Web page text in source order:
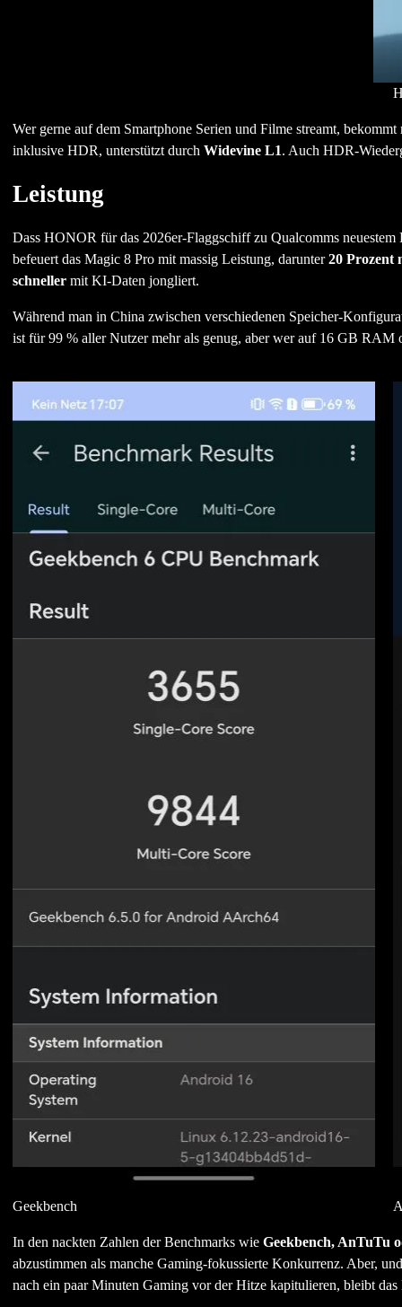
Wer gerne auf dem Smartphone Serien und Filme streamt,
inklusive HDR, unterstützt durch Widevine L1. Auch HDR-
Leistung
Dass HONOR für das 2026er-Flaggschiff zu Qualcomms
befeuert das Magic 8 Pro mit massig Leistung, darunter20 Prozent
schnellermit KI-Daten jongliert.
Während man in China zwischen verschiedenen Speicher-
ist für 99 % aller Nutzer mehr als genug, aber wer auf 16 GB RAM
Geekbench
In den nackten Zahlen der Benchmarks wieGeekbench, AnTuTu
abzustimmen als manche Gaming-fokussierte Konkurrenz. Aber,
nach ein paar Minuten Gaming vor der Hitze kapitulieren, bleibt